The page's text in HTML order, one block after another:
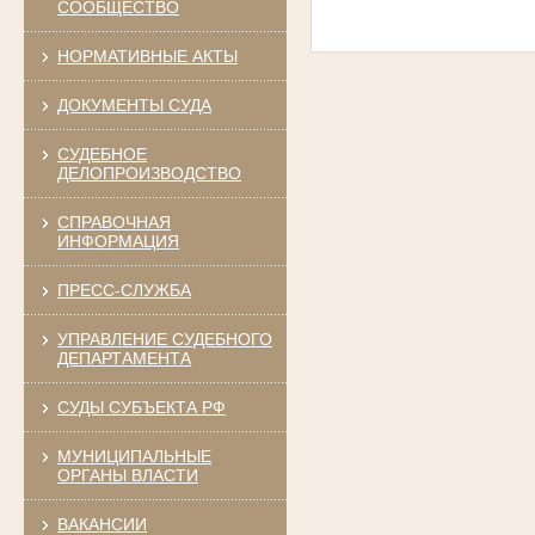
СООБЩЕСТВО
НОРМАТИВНЫЕ АКТЫ
ДОКУМЕНТЫ СУДА
СУДЕБНОЕ
ДЕЛОПРОИЗВОДСТВО
СПРАВОЧНАЯ
ИНФОРМАЦИЯ
ПРЕСС-СЛУЖБА
УПРАВЛЕНИЕ СУДЕБНОГО
ДЕПАРТАМЕНТА
СУДЫ СУБЪЕКТА РФ
МУНИЦИПАЛЬНЫЕ
ОРГАНЫ ВЛАСТИ
ВАКАНСИИ